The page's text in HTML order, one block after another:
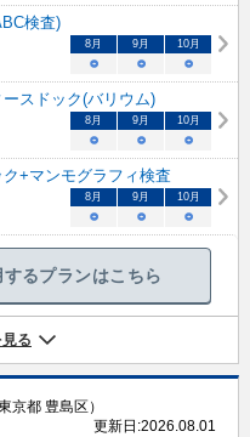
検査)
8月 9月 10月
○ ○ ○
スドック(バリウム)
8月 9月 10月
○ ○ ○
+マンモグラフィ検査
8月 9月 10月
○ ○ ○
るプランはこちら
る
東京都 豊島区）
更新日:2026.08.01